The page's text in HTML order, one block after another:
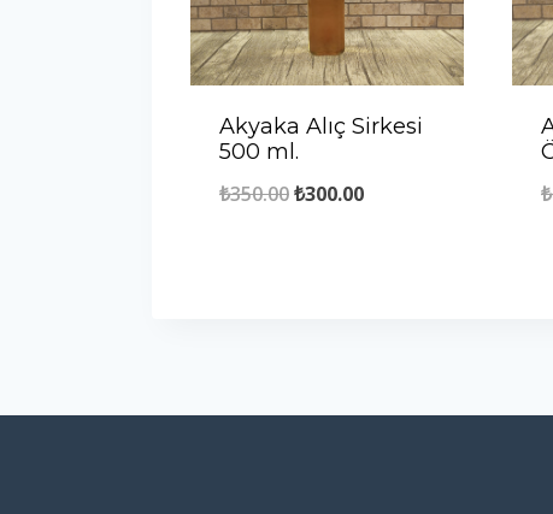
Akyaka Alıç Sirkesi
500 ml.
₺350.00Orijinal
₺300.00Şu
₺